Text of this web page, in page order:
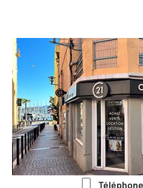
CENTURY 21 Immobilière
3 rue
83150
Me